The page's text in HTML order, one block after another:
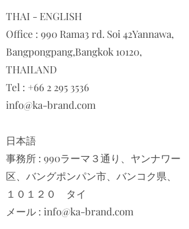
THAI - ENGLISH
Office : 990 Rama3 rd. Soi 42Yannawa,
Bangpongpang,Bangkok 10120,
THAILAND
Tel : +66 2 295 3536
info@ka-brand.com
日本語
事務所 : ​ 990ラーマ３通り、ヤンナワー
区、バングポンパン市、バンコク県、
１０１２０ タイ
メール : info@ka-brand.com